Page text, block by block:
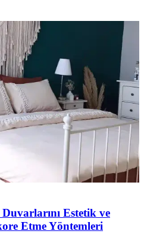
Estetik ve
Etme Yöntemleri